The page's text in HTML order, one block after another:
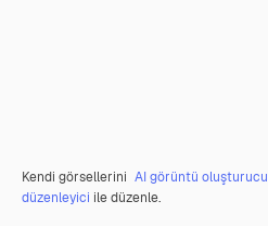
Kendi görsellerini AI görüntü oluşturucu
düzenleyici ile düzenle.